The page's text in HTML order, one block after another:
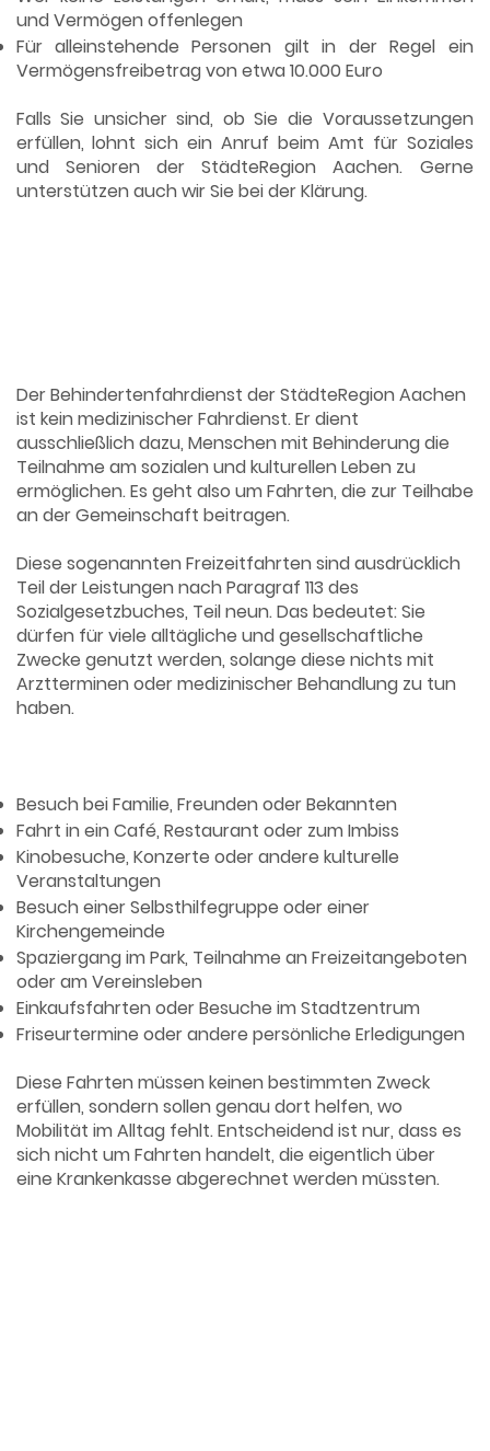
und Vermögen offenlegen
Für alleinstehende Personen gilt in der Regel ein
Vermögensfreibetrag von etwa 10.000 Euro
Falls Sie unsicher sind, ob Sie die Voraussetzungen
erfüllen, lohnt sich ein Anruf beim Amt für Soziales
und Senioren der StädteRegion Aachen. Gerne
unterstützen auch wir Sie bei der Klärung.
Der Behindertenfahrdienst der StädteRegion Aachen
ist kein medizinischer Fahrdienst. Er dient
ausschließlich dazu, Menschen mit Behinderung die
Teilnahme am sozialen und kulturellen Leben zu
ermöglichen. Es geht also um Fahrten, die zur Teilhabe
an der Gemeinschaft beitragen.
Diese sogenannten Freizeitfahrten sind ausdrücklich
Teil der Leistungen nach Paragraf 113 des
Sozialgesetzbuches, Teil neun. Das bedeutet: Sie
dürfen für viele alltägliche und gesellschaftliche
Zwecke genutzt werden, solange diese nichts mit
Arztterminen oder medizinischer Behandlung zu tun
haben.
Besuch bei Familie, Freunden oder Bekannten
Fahrt in ein Café, Restaurant oder zum Imbiss
Kinobesuche, Konzerte oder andere kulturelle
Veranstaltungen
Besuch einer Selbsthilfegruppe oder einer
Kirchengemeinde
Spaziergang im Park, Teilnahme an Freizeitangeboten
oder am Vereinsleben
Einkaufsfahrten oder Besuche im Stadtzentrum
Friseurtermine oder andere persönliche Erledigungen
Diese Fahrten müssen keinen bestimmten Zweck
erfüllen, sondern sollen genau dort helfen, wo
Mobilität im Alltag fehlt. Entscheidend ist nur, dass es
sich nicht um Fahrten handelt, die eigentlich über
eine Krankenkasse abgerechnet werden müssten.